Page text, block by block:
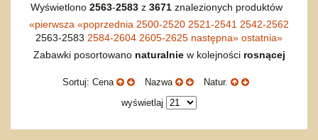
Wyświetlono 2563-2583z 3671znalezionych produktów
«pierwsza «poprzednia 2500-2520 2521-2541 2542-2562
2563-2583 2584-2604 2605-2625 następna» ostatnia»
Zabawki posortowano naturalniew kolejności rosnącej
Sortuj: Cena Nazwa
Natur.
wyświetlaj